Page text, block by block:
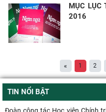
MỤC LỤC
2016
« 1 2
TIN NỔI BẬT
Đoàn công tác Học viện Chính